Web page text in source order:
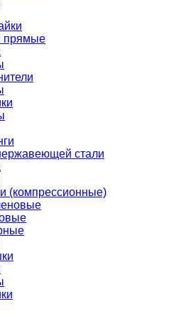
прямые
стали
(компрессионные)